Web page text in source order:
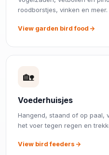
roodborstjes, vinken en
View garden bird food
🏡
Voederhuisjes
Hangend, staand of op paal,
het voer tegen regen en
View bird feeders